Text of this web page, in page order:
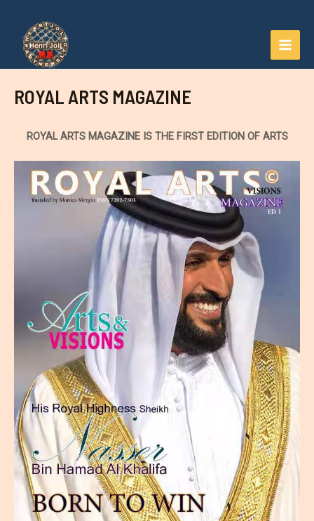
contenu
ROYAL ARTS MAGAZINE
ROYAL ARTS MAGAZINE IS THE FIRST EDITION OF ARTS